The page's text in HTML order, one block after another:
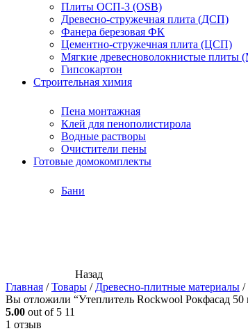
Плиты ОСП-3 (OSB)
Древесно-стружечная плита (ДСП)
Фанера березовая ФК
Цементно-стружечная плита (ЦСП)
Мягкие древесноволокнистые
Гипсокартон
Строительная химия
Пена монтажная
Клей для пенополистирола
Водные растворы
Очистители пены
Готовые домокомплекты
Бани
Назад
Главная /Товары / Древесно-плитные материалы /
Вы отложили “Утеплитель Rockwool Рокфасад 50
5.00 out of 5 11
1 отзыв